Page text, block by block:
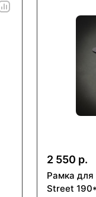
2 550 р.
Рамка для
Street